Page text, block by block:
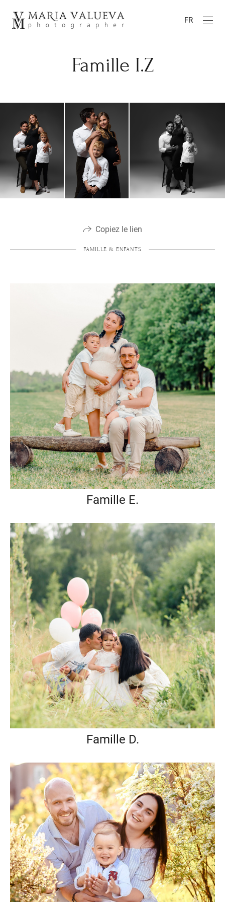
FR
Famille I.Z
Copiez le lien
FAMILLE & ENFANTS
Famille E.
Famille D.